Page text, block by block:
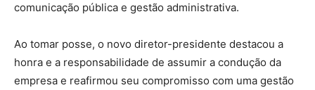
comunicação pública e gestão administrativa.
Ao tomar posse, o novo diretor-presidente destacou a
honra e a responsabilidade de assumir a condução da
empresa e reafirmou seu compromisso com uma gestão